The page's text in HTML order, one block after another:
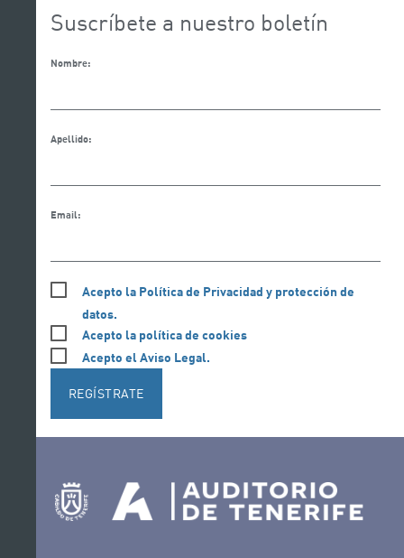
Suscríbete a nuestro boletín
Nombre:
Apellido:
Email:
Acepto la Política de Privacidad y protección de
datos.
Acepto la política de cookies
Acepto el Aviso Legal.
REGÍSTRATE